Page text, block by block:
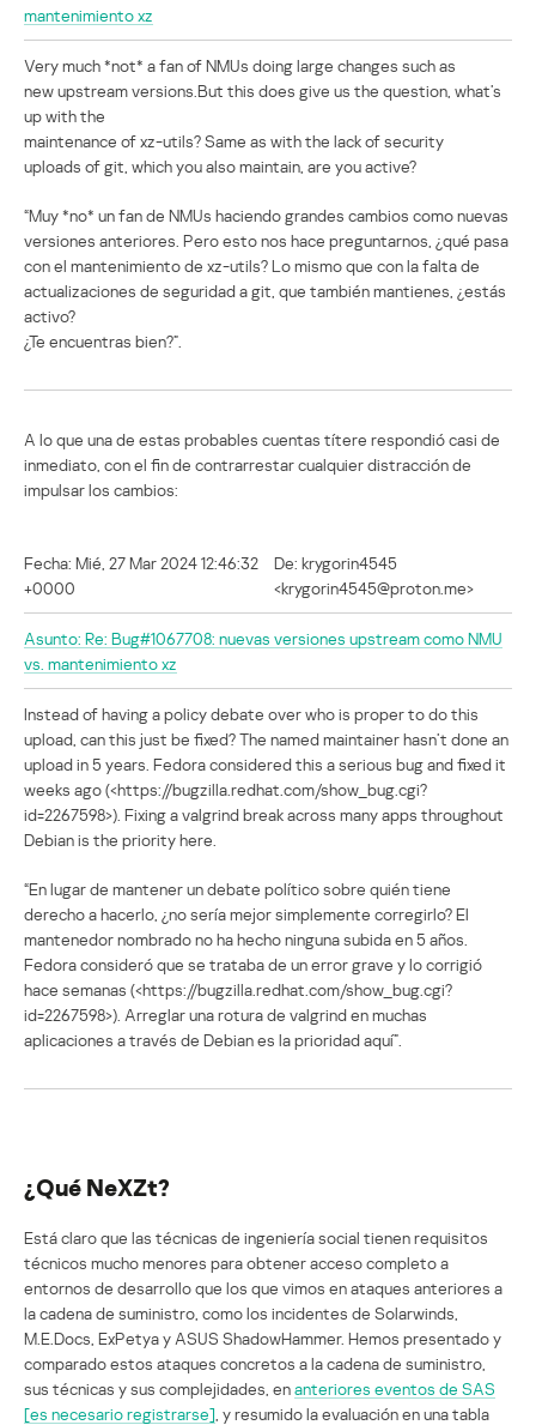
mantenimiento xz
Very much *not* a fan of NMUs doing large changes such as
new upstream versions.But this does give us the question, what’s
up with the
maintenance of xz-utils? Same as with the lack of security
uploads of git, which you also maintain, are you active?
“Muy *no* un fan de NMUs haciendo grandes cambios como nuevas
versiones anteriores. Pero esto nos hace preguntarnos, ¿qué pasa
con el mantenimiento de xz-utils? Lo mismo que con la falta de
actualizaciones de seguridad a git, que también mantienes, ¿estás
activo?
¿Te encuentras bien?”.
A lo que una de estas probables cuentas títere respondió casi de
inmediato, con el fin de contrarrestar cualquier distracción de
impulsar los cambios:
Fecha: Mié, 27 Mar 2024 12:46:32
+0000
De: krygorin4545
<krygorin4545@proton.me>
Asunto: Re: Bug#1067708: nuevas versiones upstream como NMU
vs. mantenimiento xz
Instead of having a policy debate over who is proper to do this
upload, can this just be fixed? The named maintainer hasn’t done an
upload in 5 years. Fedora considered this a serious bug and fixed it
weeks ago (<https://bugzilla.redhat.com/show_bug.cgi?
id=2267598>). Fixing a valgrind break across many apps throughout
Debian is the priority here.
“En lugar de mantener un debate político sobre quién tiene
derecho a hacerlo, ¿no sería mejor simplemente corregirlo? El
mantenedor nombrado no ha hecho ninguna subida en 5 años.
Fedora consideró que se trataba de un error grave y lo corrigió
hace semanas (<https://bugzilla.redhat.com/show_bug.cgi?
id=2267598>). Arreglar una rotura de valgrind en muchas
aplicaciones a través de Debian es la prioridad aquí”.
¿Qué NeXZt?
Está claro que las técnicas de ingeniería social tienen requisitos
técnicos mucho menores para obtener acceso completo a
entornos de desarrollo que los que vimos en ataques anteriores a
la cadena de suministro, como los incidentes de Solarwinds,
M.E.Docs, ExPetya y ASUS ShadowHammer. Hemos presentado y
comparado estos ataques concretos a la cadena de suministro,
sus técnicas y sus complejidades, enanteriores eventos de SAS
[es necesario registrarse] , y resumido la evaluación en una tabla